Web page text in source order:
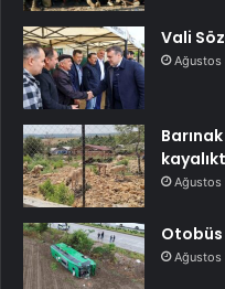
Vali
Ağustos
Ağustos
Otobüs
Ağustos